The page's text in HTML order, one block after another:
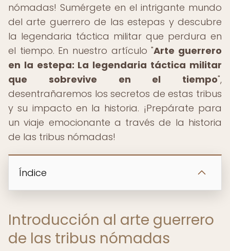
nómadas! Sumérgete en el intrigante mundo
del arte guerrero de las estepas y descubre
la legendaria táctica militar que perdura en
el tiempo. En nuestro artículo "Arte guerrero
en la estepa: La legendaria táctica militar
que sobrevive en el tiempo",
desentrañaremos los secretos de estas tribus
y su impacto en la historia. ¡Prepárate para
un viaje emocionante a través de la historia
de las tribus nómadas!
Índice
Introducción al arte guerrero
de las tribus nómadas